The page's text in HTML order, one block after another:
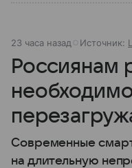
23 часа назад Источник:
Россиянам
Современные
на длительную